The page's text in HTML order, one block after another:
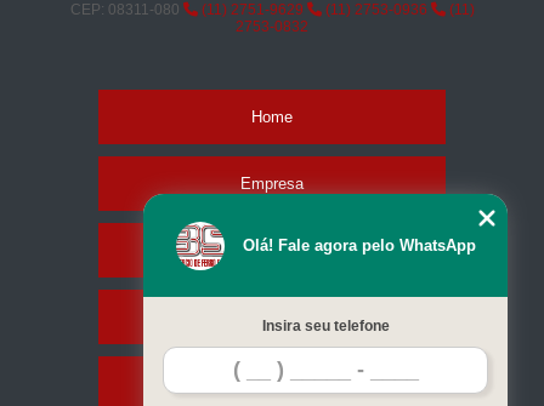
CEP: 08311-080
(11) 2751-9629 (11) 2753-0936
(11)
2753-0832
Home
Empresa
Missão
Serviços
Contato
Olá! Fale agora pelo WhatsApp
Insira seu telefone